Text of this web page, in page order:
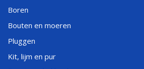
Boren
Bouten en moeren
Pluggen
Kit, lijm en pur